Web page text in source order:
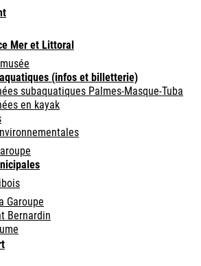
Mer et Littoral
(infos et billetterie)
subaquatiques Palmes-Masque-Tuba
en kayak
Garoupe
Bernardin